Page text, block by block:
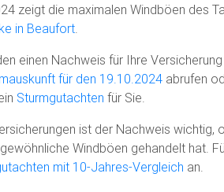
zeigt die maximalen Windböen des
in Beaufort
einen Nachweis für Ihre Versicherung
für den 19.10.2024 abrufen
Sturmgutachten für Sie.
ist der Nachweis wichtig,
Windböen gehandelt hat.
mit 10-Jahres-Vergleich an.